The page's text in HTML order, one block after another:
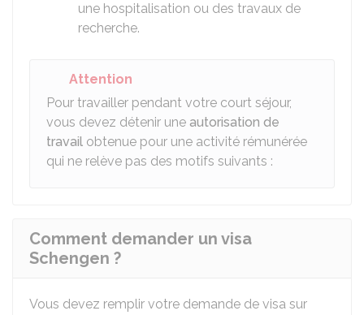
une hospitalisation ou des travaux de
recherche.
Attention
Pour travailler pendant votre court séjour,
vous devez détenir une autorisation de
travail obtenue pour une activité rémunérée
qui ne relève pas des motifs suivants :
Comment demander un visa
Schengen ?
Vous devez remplir votre demande de visa sur